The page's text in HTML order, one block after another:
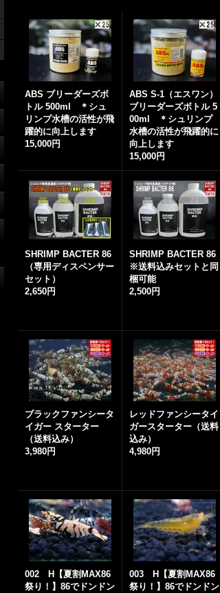
ABS ブリーダーズボ
トル 500ml ＊シュ
リンプ水槽の活性が飛
躍的に向上します
15,000円
ABS S-1（エスワン）
ブリーダーズボトル 5
00ml ＊シュリンプ
水槽の活性が飛躍的に
向上します
15,000円
SHRIMP BACTER 86
（専用ディスペンサー
セット）
2,650円
SHRIMP BACTER 86
※送料込みセットと同
梱可能
2,500円
ブラックファンシータ
イガー スターター
（送料込み）
3,980円
レッドファンシータイ
ガースターター（送料
込み）
4,980円
002 H【夏割MAX86
祭り！】86でドンドン
003 H【夏割MAX86
祭り！】86でドンドン